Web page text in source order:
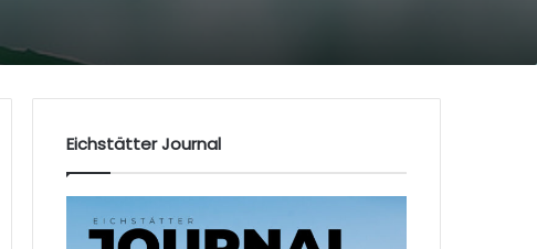
Eichstätter Journal